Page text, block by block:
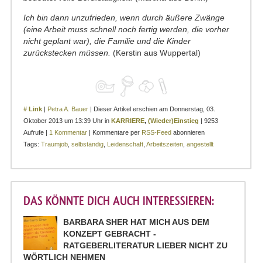
Ich bin dann unzufrieden, wenn durch äußere Zwänge
(eine Arbeit muss schnell noch fertig werden, die vorher
nicht geplant war), die Familie und die Kinder
zurückstecken müssen. (Kerstin aus Wuppertal)
# Link | Petra A. Bauer | Dieser Artikel erschien am Donnerstag, 03.
Oktober 2013 um 13:39 Uhr in KARRIERE, (Wieder)Einstieg | 9253
Aufrufe | 1 Kommentar | Kommentare per RSS-Feed abonnieren
Tags: Traumjob selbständig Leidenschaft Arbeitszeiten angestellt
DAS KÖNNTE DICH AUCH INTERESSIEREN:
BARBARA SHER HAT MICH AUS DEM
KONZEPT GEBRACHT -
RATGEBERLITERATUR LIEBER NICHT ZU
WÖRTLICH NEHMEN